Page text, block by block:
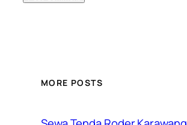
MORE POSTS